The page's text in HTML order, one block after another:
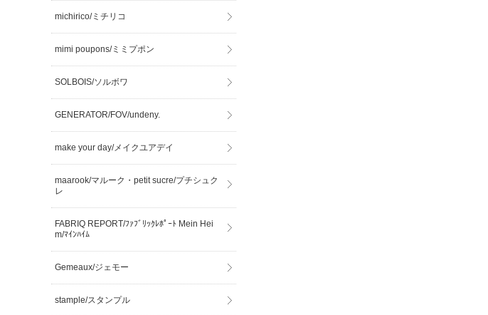
michirico/ミチリコ
mimi poupons/ミミプポン
SOLBOIS/ソルボワ
GENERATOR/FOV/undeny.
make your day/メイクユアデイ
maarook/マルーク・petit sucre/プチシュク
レ
FABRIQ REPORT/ﾌｧﾌﾞﾘｯｸﾚﾎﾟｰﾄ Mein Hei
m/ﾏｲﾝﾊｲﾑ
Gemeaux/ジェモー
stample/スタンプル